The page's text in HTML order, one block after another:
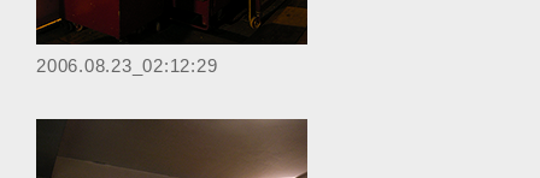
2006.08.23_02:12:29